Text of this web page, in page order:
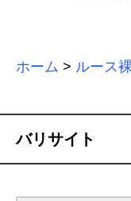
ホーム > ルース
バリサイト